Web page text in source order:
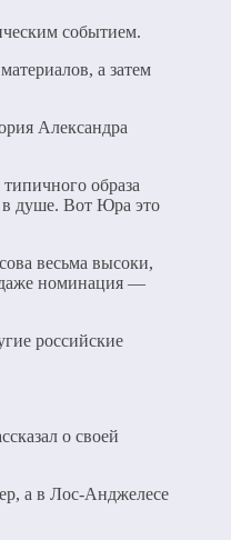
событием.
а затем
Александра
образа
в душе. Вот Юра это
весьма высоки,
номинация —
российские
о своей
а в Лос-Анджелесе